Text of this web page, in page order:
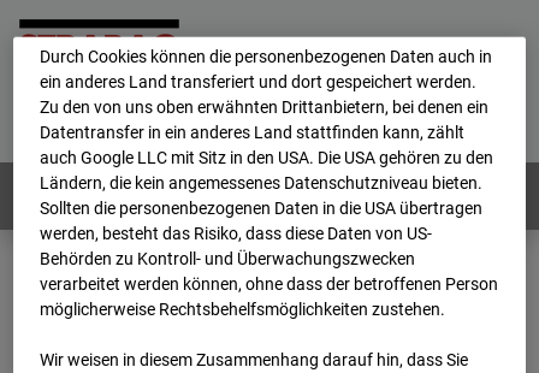
Home E-Mail Impressum
Login
Deutsch / English
Webcams: Alle Länder
Home
Deutschland
BC-114 BV-Ausbau Bonatzbau -Cam2
Archiv
2026
07 08 18:45
Durch Cookies können die personenbezogenen Daten auch in
ein anderes Land transferiert und dort gespeichert werden.
Zu den von uns oben erwähnten Drittanbietern, bei denen ein
Datentransfer in ein anderes Land stattfinden kann, zählt
auch Google LLC mit Sitz in den USA. Die USA gehören zu den
Ländern, die kein angemessenes Datenschutzniveau bieten.
Sollten die personenbezogenen Daten in die USA übertragen
werden, besteht das Risiko, dass diese Daten von US-
Behörden zu Kontroll- und Überwachungszwecken
verarbeitet werden können, ohne dass der betroffenen Person
möglicherweise Rechtsbehelfsmöglichkeiten zustehen.
Wir weisen in diesem Zusammenhang darauf hin, dass Sie